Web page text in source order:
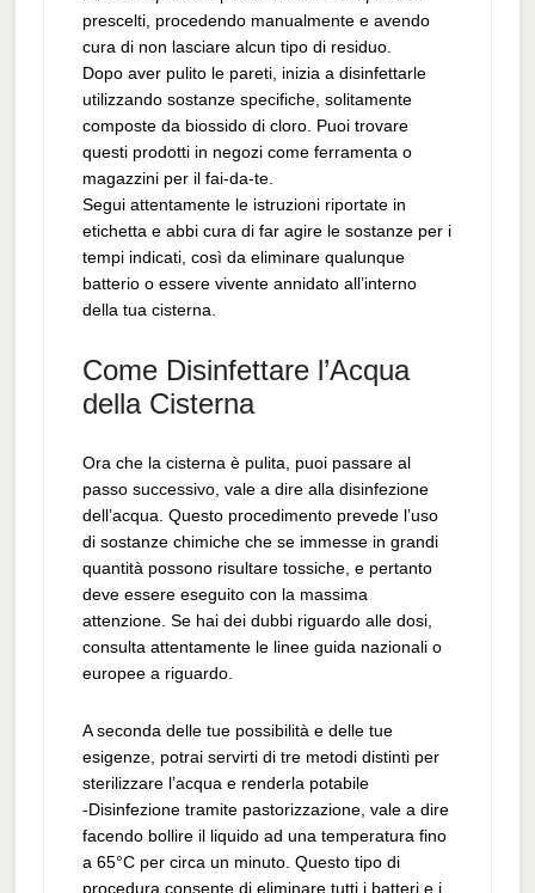
prescelti, procedendo manualmente e avendo
cura di non lasciare alcun tipo di residuo.
Dopo aver pulito le pareti, inizia a disinfettarle
utilizzando sostanze specifiche, solitamente
composte da biossido di cloro. Puoi trovare
questi prodotti in negozi come ferramenta o
magazzini per il fai-da-te.
Segui attentamente le istruzioni riportate in
etichetta e abbi cura di far agire le sostanze per i
tempi indicati, così da eliminare qualunque
batterio o essere vivente annidato all’interno
della tua cisterna.
Come Disinfettare l’Acqua
della Cisterna
Ora che la cisterna è pulita, puoi passare al
passo successivo, vale a dire alla disinfezione
dell’acqua. Questo procedimento prevede l’uso
di sostanze chimiche che se immesse in grandi
quantità possono risultare tossiche, e pertanto
deve essere eseguito con la massima
attenzione. Se hai dei dubbi riguardo alle dosi,
consulta attentamente le linee guida nazionali o
europee a riguardo.
A seconda delle tue possibilità e delle tue
esigenze, potrai servirti di tre metodi distinti per
sterilizzare l’acqua e renderla potabile
-Disinfezione tramite pastorizzazione, vale a dire
facendo bollire il liquido ad una temperatura fino
a 65°C per circa un minuto. Questo tipo di
procedura consente di eliminare tutti i batteri e i